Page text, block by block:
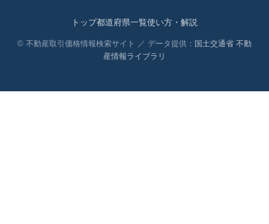
トップ都道府県一覧使い方・解説
© 不動産取引価格情報検索サイト ／ データ提供： 国土交通省 不動
産情報ライブラリ